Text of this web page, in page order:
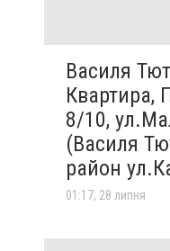
Василя
Квартира,
8/10,
(Василя
район
01:17, 28 липня